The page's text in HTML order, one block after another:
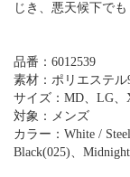
じき、悪天候下で
品番：6012539
素材：ポリエステ
サイズ：MD、LG、
対象：メンズ
カラー：White /
Black(025)、